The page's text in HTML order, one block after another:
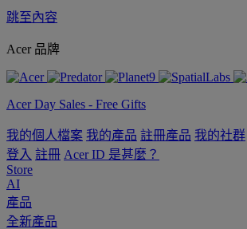
跳至內容
Acer 品牌
Acer Day Sales - Free Gifts
我的個人檔案 我的產品 註冊產品 我的社群
登入 註冊 Acer ID 是甚麼？
Store
AI
產品
全新產品